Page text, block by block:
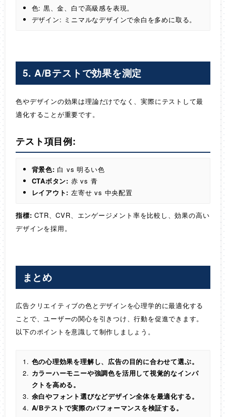
色: 黒、金、白で高級感を表現。
デザイン: ミニマルなデザインで余白を多めに取る。
5. A/Bテストで効果を測定
色やデザインの効果は理論だけでなく、実際にテストして最
適化することが重要です。
テスト項目例:
背景色: 白 vs 明るい色
CTAボタン: 赤 vs 青
レイアウト: 左寄せ vs 中央配置
指標: CTR、CVR、エンゲージメント率を比較し、効果の高い
デザインを採用。
まとめ
広告クリエイティブの色とデザインを心理学的に最適化する
ことで、ユーザーの関心を引きつけ、行動を促進できます。
以下のポイントを意識して制作しましょう。
色の心理効果を理解し、広告の目的に合わせて選ぶ。
カラーハーモニーや強調色を活用して視覚的なインパ
クトを高める。
余白やフォント選びなどデザイン全体を最適化する。
A/Bテストで実際のパフォーマンスを検証する。